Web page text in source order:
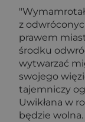
z
prawem
środku
wytwarzać
swojego
tajemniczy
Uwikłana w
będzie